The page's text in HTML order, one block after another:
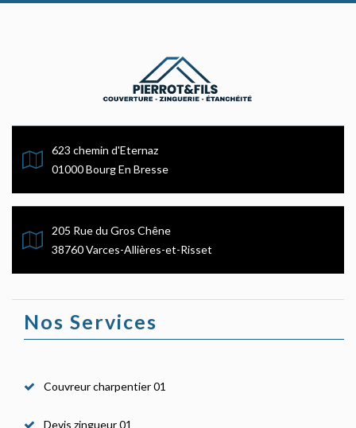
623 chemin d'Eternaz
01000 Bourg En Bresse
205 Rue du Gros Chêne
38760 Varces-Allières-et-Risset
Nos Services
Couvreur charpentier 01
Devis zingueur 01